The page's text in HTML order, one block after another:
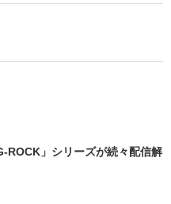
ROCK」シリーズが続々配信解